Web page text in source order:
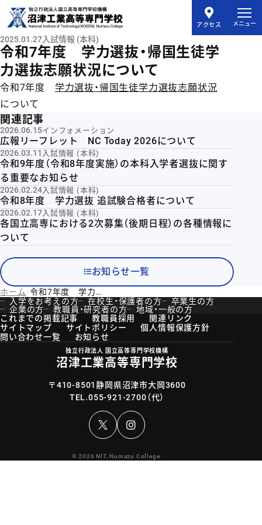
アクセス メニュー
令和7年度 学力選抜・帰国生徒学
力選抜志願状況について
2025.01.27入試情報 (本科)
令和7年度 学力選抜・帰国生徒学力選抜志願状況
について
関連記事
2026.06.15インフォメーション
広報リーフレット NC Today 2026について
2026.03.11 入試情報 (本科)
令和9年度（令和8年度実施）の本科入学者選抜に関す
る重要なお知らせ
2026.02.24 入試情報 (本科)
令和8年度 学力選抜 追試験合格者について
2026.02.17 入試情報 (本科)
各国立高専における2次募集（後期日程）の各種情報に
ついて
お知らせ一覧
ホーム
令和7年度 学力選抜・帰国生徒学力選抜志願状況について
入学をお考えの方
在校生・保護者の方
卒業生の方
企業の方
教職員・研究者の方
地域・一般の方
これまでの掲載記事
教職員採用
関連リンク
サイトマップ
サイトポリシー
個人情報保護方針
問い合わせ一覧
お知らせ
独立行政法人 国立高等専門学校機構
沼津工業高等専門学校
〒410-8501静岡県沼津市大岡3600
TEL.055-921-2700（代）
Instagram
© 2026 NIT, Numazu College.